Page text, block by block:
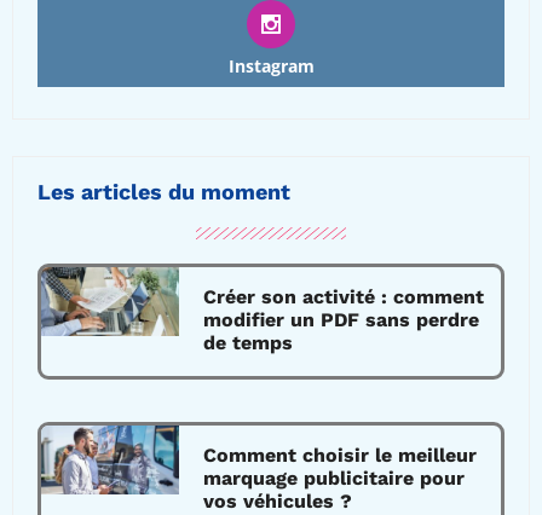
Instagram
Les articles du moment
Créer son activité : comment
modifier un PDF sans perdre
de temps
Comment choisir le meilleur
marquage publicitaire pour
vos véhicules ?